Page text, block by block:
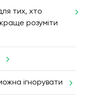
тих, хто
розуміти
ігнорувати